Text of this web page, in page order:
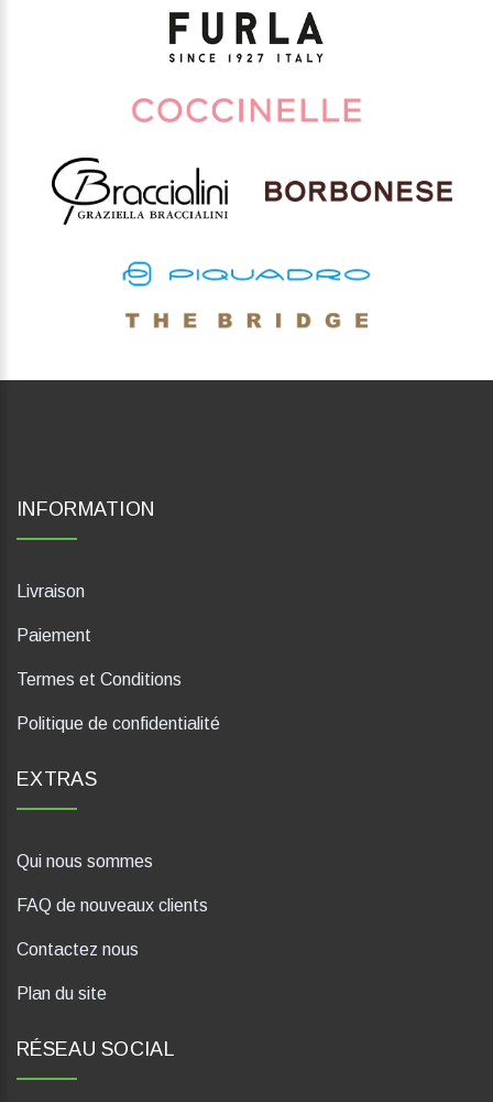
INFORMATION
Livraison
Paiement
Termes et Conditions
Politique de confidentialité
EXTRAS
Qui nous sommes
FAQ de nouveaux clients
Contactez nous
Plan du site
RÉSEAU SOCIAL